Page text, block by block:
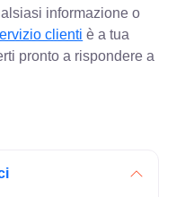
informazione o
clienti è a tua
pronto a rispondere a